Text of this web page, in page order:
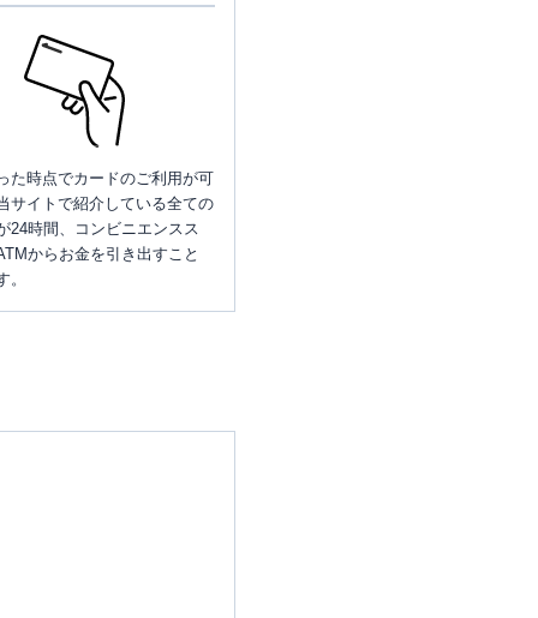
た時点でカードのご利用が可
サイトで紹介している全ての
24時間、コンビニエンスス
からお金を引き出すこと
。